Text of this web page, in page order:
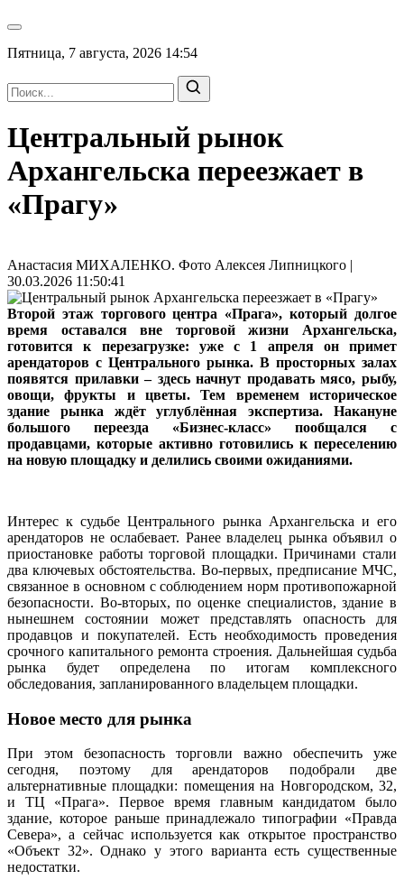
Пятница, 7 августа, 2026 14:54
Центральный рынок
Архангельска переезжает в
«Прагу»
Анастасия МИХАЛЕНКО. Фото Алексея Липницкого |
30.03.2026 11:50:41
Второй этаж торгового центра «Прага», который долгое
время оставался вне торговой жизни Архангельска,
готовится к перезагрузке: уже с 1 апреля он примет
арендаторов с Центрального рынка. В просторных залах
появятся прилавки – здесь начнут продавать мясо, рыбу,
овощи, фрукты и цветы. Тем временем историческое
здание рынка ждёт углублённая экспертиза. Накануне
большого переезда «Бизнес-класс» пообщался с
продавцами, которые активно готовились к переселению
на новую площадку и делились своими ожиданиями.
Интерес к судьбе Центрального рынка Архангельска и его
арендаторов не ослабевает. Ранее владелец рынка объявил о
приостановке работы торговой площадки. Причинами стали
два ключевых обстоятельства. Во-первых, предписание МЧС,
связанное в основном с соблюдением норм противопожарной
безопасности. Во-вторых, по оценке специалистов, здание в
нынешнем состоянии может представлять опасность для
продавцов и покупателей. Есть необходимость проведения
срочного капитального ремонта строения. Дальнейшая судьба
рынка будет определена по итогам комплексного
обследования, запланированного владельцем площадки.
Новое место для рынка
При этом безопасность торговли важно обеспечить уже
сегодня, поэтому для арендаторов подобрали две
альтернативные площадки: помещения на Новгородском, 32,
и ТЦ «Прага». Первое время главным кандидатом было
здание, которое раньше принадлежало типографии «Правда
Севера», а сейчас используется как открытое пространство
«Объект 32». Однако у этого варианта есть существенные
недостатки.